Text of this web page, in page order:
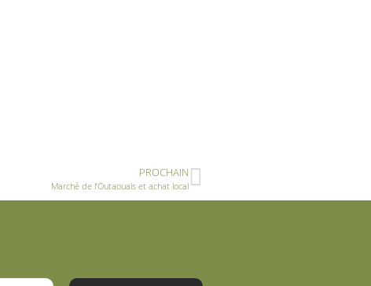
PROCHAIN
Marché de l’Outaouais et achat local